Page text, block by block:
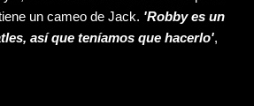
un cameo de Jack. 'Robby es un
así que teníamos que hacerlo',